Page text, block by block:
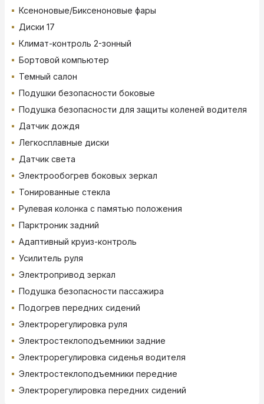
Ксеноновые/Биксеноновые фары
Диски 17
Климат-контроль 2-зонный
Бортовой компьютер
Темный салон
Подушки безопасности боковые
Подушка безопасности для защиты коленей водителя
Датчик дождя
Легкосплавные диски
Датчик света
Электрообогрев боковых зеркал
Тонированные стекла
Рулевая колонка с памятью положения
Парктроник задний
Адаптивный круиз-контроль
Усилитель руля
Электропривод зеркал
Подушка безопасности пассажира
Подогрев передних сидений
Электрорегулировка руля
Электростеклоподъемники задние
Электрорегулировка сиденья водителя
Электростеклоподъемники передние
Электрорегулировка передних сидений